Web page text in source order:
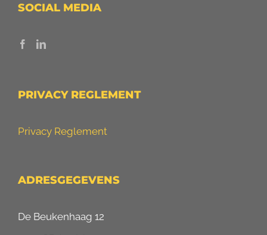
SOCIAL MEDIA
PRIVACY REGLEMENT
Privacy Reglement
ADRESGEGEVENS
De Beukenhaag 12